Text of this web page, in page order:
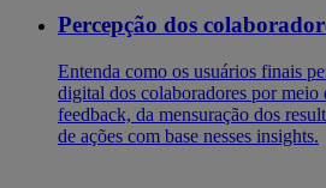
Percepção dos
Entenda como os usuários finais
digital dos colaboradores por meio
feedback, da mensuração dos
de ações com base nesses insights.